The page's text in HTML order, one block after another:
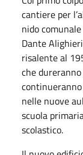
cantiere per
nido
Dante
risalente al
che
nelle nuove
scuola
scolastico.